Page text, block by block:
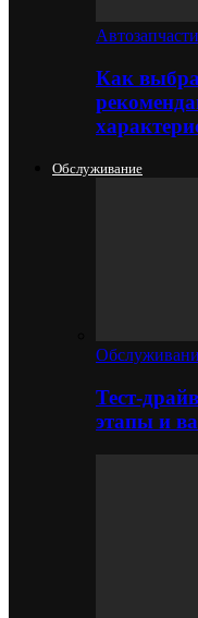
Автозапчасти
Как
Обслуживание
Тест-
этапы и